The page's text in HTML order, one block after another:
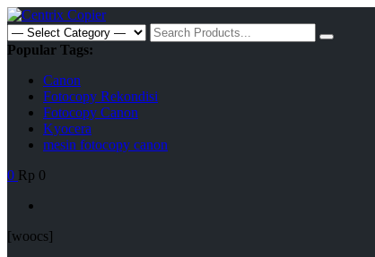
Skip
to
content
Search
for:
Popular Tags:
Canon
Fotocopy Rekondisi
Fotocopy Canon
Kyocera
mesin fotocopy canon
0 Rp 0
[woocs]